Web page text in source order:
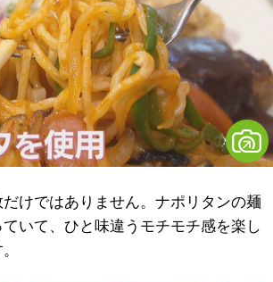
けではありません。ナポリタンの麺
いて、ひと味違うモチモチ感を楽し